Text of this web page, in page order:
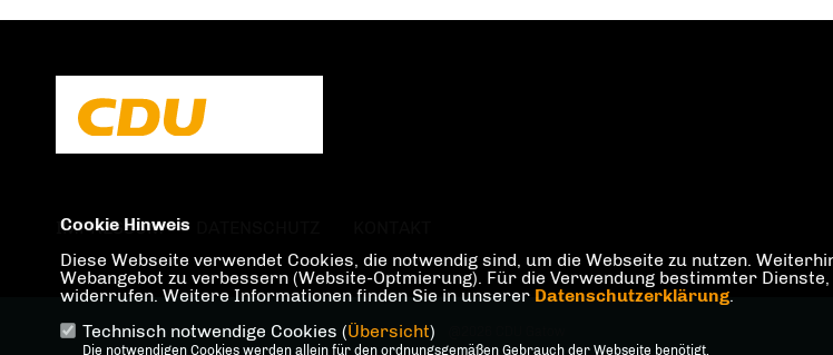
IMPRESSUM
Cookie Hinweis
Diese Webseite verwendet Cookies, die notwendig sind, um die Webseite zu nutzen.
Webangebot zu verbessern (Website-Optmierung). Für die Verwendung bestimmter
widerrufen. Weitere Informationen finden Sie in unserer Datenschutzerklärung.
Technisch notwendige Cookies (Übersicht)
Die notwendigen Cookies werden allein für den ordnungsgemäßen Gebrauch der Webseite benötigt.